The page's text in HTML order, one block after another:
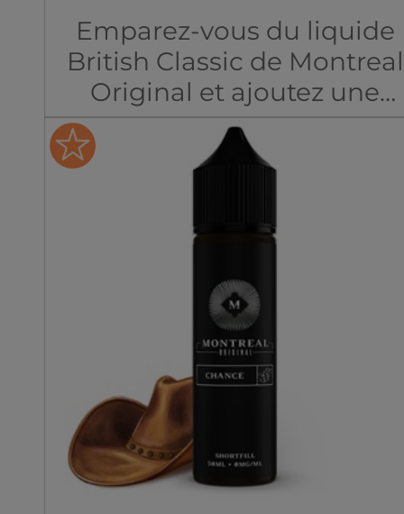
Emparez-vous du liquide
British Classic de Montreal
Original et ajoutez une
touche raffinée à votre
journée. Ce e-liquide
délicates, parfait pour
qui aiment les
complexes. Détendez-
et rejoignez sa majesté
découvrir un univers où le
classic s'exprime
pleinement et dévoile des
arômes à la douceur
ensorcelante. Ajoutez ce